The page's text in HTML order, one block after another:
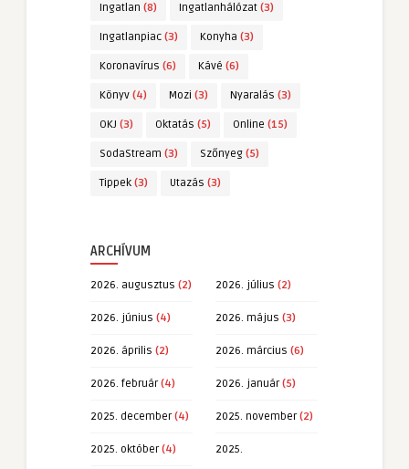
Ingatlan (8) Ingatlanhálózat (3)
Ingatlanpiac (3) Konyha (3)
Koronavírus (6) Kávé (6)
Könyv (4) Mozi (3) Nyaralás (3)
OKJ (3) Oktatás (5) Online (15)
SodaStream (3) Szőnyeg (5)
Tippek (3) Utazás (3)
ARCHÍVUM
2026. augusztus (2) 2026. július (2)
2026. június (4) 2026. május (3)
2026. április (2) 2026. március (6)
2026. február(4) 2026. január(5)
2025. december(4) 2025. november(2)
2025. október(4) 2025.